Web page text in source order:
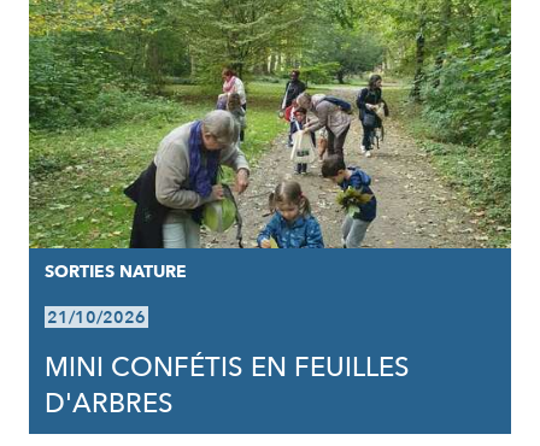
SORTIES NATURE
21/10/2026
MINI CONFÉTIS EN FEUILLES
D'ARBRES